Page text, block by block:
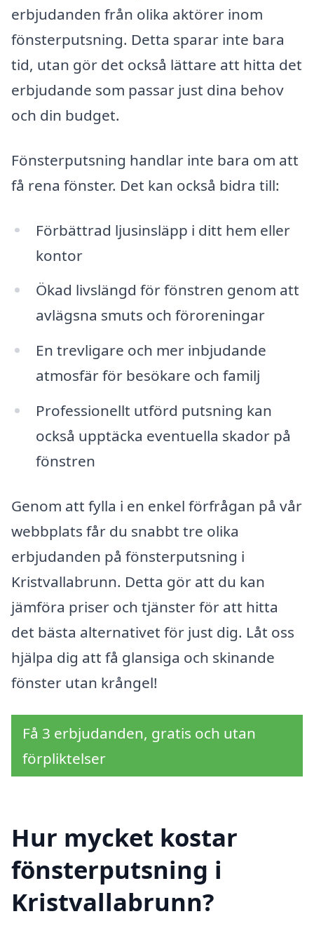
erbjudanden från olika aktörer inom
fönsterputsning. Detta sparar inte bara
tid, utan gör det också lättare att hitta det
erbjudande som passar just dina behov
och din budget.
Fönsterputsning handlar inte bara om att
få rena fönster. Det kan också bidra till:
Förbättrad ljusinsläpp i ditt hem eller
kontor
Ökad livslängd för fönstren genom att
avlägsna smuts och föroreningar
En trevligare och mer inbjudande
atmosfär för besökare och familj
Professionellt utförd putsning kan
också upptäcka eventuella skador på
fönstren
Genom att fylla i en enkel förfrågan på vår
webbplats får du snabbt tre olika
erbjudanden på fönsterputsning i
Kristvallabrunn. Detta gör att du kan
jämföra priser och tjänster för att hitta
det bästa alternativet för just dig. Låt oss
hjälpa dig att få glansiga och skinande
fönster utan krångel!
Få 3 erbjudanden, gratis och utan
förpliktelser
Hur mycket kostar
fönsterputsning i
Kristvallabrunn?